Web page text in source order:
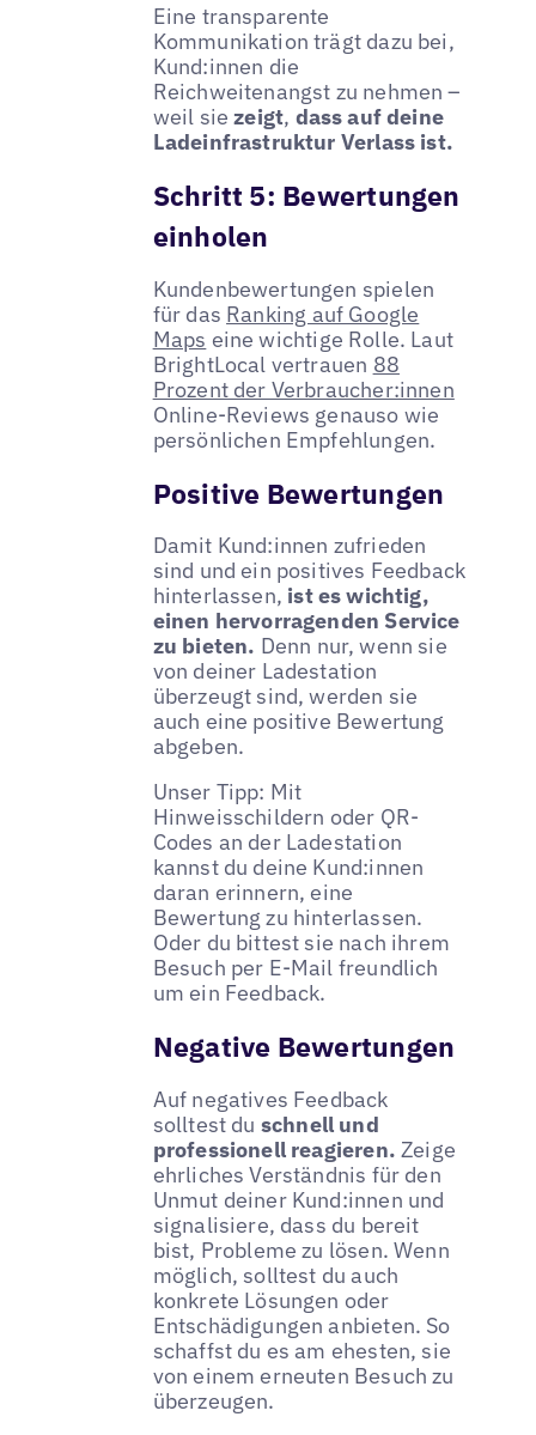
Eine transparente
Kommunikation trägt dazu bei,
Kund:innen die
Reichweitenangst zu nehmen –
weil siezeigt, dass auf deine
Ladeinfrastruktur Verlass ist.
Schritt 5: Bewertungen
einholen
Kundenbewertungen spielen
für das Ranking auf Google
Maps eine wichtige Rolle. Laut
BrightLocal vertrauen 88
Prozent der Verbraucher:innen
Online-Reviews genauso wie
persönlichen Empfehlungen.
Positive Bewertungen
Damit Kund:innen zufrieden
sind und ein positives Feedback
hinterlassen, ist es wichtig,
einen hervorragenden Service
zu bieten. Denn nur, wenn sie
von deiner Ladestation
überzeugt sind, werden sie
auch eine positive Bewertung
abgeben.
Unser Tipp: Mit
Hinweisschildern oder QR-
Codes an der Ladestation
kannst du deine Kund:innen
daran erinnern, eine
Bewertung zu hinterlassen.
Oder du bittest sie nach ihrem
Besuch per E-Mail freundlich
um ein Feedback.
Negative Bewertungen
Auf negatives Feedback
solltest du schnell und
professionell reagieren. Zeige
ehrliches Verständnis für den
Unmut deiner Kund:innen und
signalisiere, dass du bereit
bist, Probleme zu lösen. Wenn
möglich, solltest du auch
konkrete Lösungen oder
Entschädigungen anbieten. So
schaffst du es am ehesten, sie
von einem erneuten Besuch zu
überzeugen.